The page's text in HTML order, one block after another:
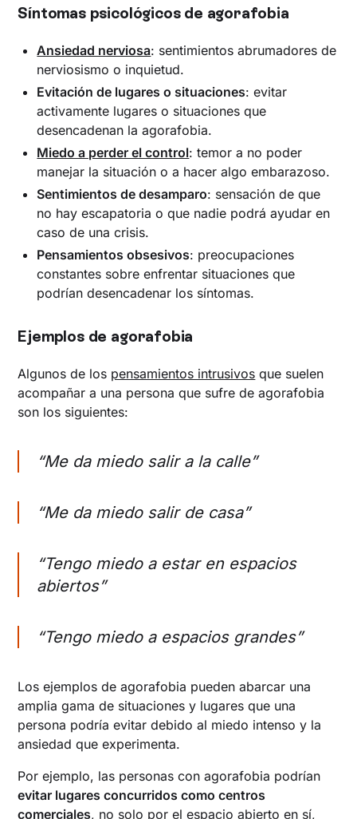
Síntomas psicológicos de agorafobia
Ansiedad nerviosa: sentimientos abrumadores de
nerviosismo o inquietud.
Evitación de lugares o situaciones: evitar
activamente lugares o situaciones que
desencadenan la agorafobia.
Miedo a perder el control: temor a no poder
manejar la situación o a hacer algo embarazoso.
Sentimientos de desamparo: sensación de que
no hay escapatoria o que nadie podrá ayudar en
caso de una crisis.
Pensamientos obsesivos: preocupaciones
constantes sobre enfrentar situaciones que
podrían desencadenar los síntomas.
Ejemplos de agorafobia
Algunos de los pensamientos intrusivos que suelen
acompañar a una persona que sufre de agorafobia
son los siguientes:
“Me da miedo salir a la calle”
“Me da miedo salir de casa”
“Tengo miedo a estar en espacios
abiertos”
“Tengo miedo a espacios grandes”
Los ejemplos de agorafobia pueden abarcar una
amplia gama de situaciones y lugares que una
persona podría evitar debido al miedo intenso y la
ansiedad que experimenta.
Por ejemplo, las personas con agorafobia podrían
evitar lugares concurridos como centros
comerciales, no solo por el espacio abierto en sí,